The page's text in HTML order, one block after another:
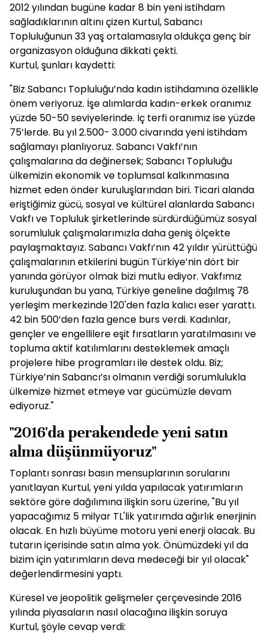
2012 yılından bugüne kadar 8 bin yeni istihdam
sağladıklarının altını çizen Kurtul, Sabancı
Topluluğunun 33 yaş ortalamasıyla oldukça genç bir
organizasyon olduğuna dikkati çekti.
Kurtul, şunları kaydetti:
"Biz Sabancı Topluluğu’nda kadın istihdamına özellikle
önem veriyoruz. İşe alımlarda kadın-erkek oranımız
yüzde 50-50 seviyelerinde. İç terfi oranımız ise yüzde
75’lerde. Bu yıl 2.500- 3.000 civarında yeni istihdam
sağlamayı planlıyoruz. Sabancı Vakfı’nın
çalışmalarına da değinersek; Sabancı Topluluğu
ülkemizin ekonomik ve toplumsal kalkınmasına
hizmet eden önder kuruluşlarından biri. Ticari alanda
eriştiğimiz gücü, sosyal ve kültürel alanlarda Sabancı
Vakfı ve Topluluk şirketlerinde sürdürdüğümüz sosyal
sorumluluk çalışmalarımızla daha geniş ölçekte
paylaşmaktayız. Sabancı Vakfı’nın 42 yıldır yürüttüğü
çalışmalarının etkilerini bugün Türkiye’nin dört bir
yanında görüyor olmak bizi mutlu ediyor. Vakfımız
kuruluşundan bu yana, Türkiye geneline dağılmış 78
yerleşim merkezinde 120'den fazla kalıcı eser yarattı.
42 bin 500’den fazla gence burs verdi. Kadınlar,
gençler ve engellilere eşit fırsatların yaratılmasını ve
topluma aktif katılımlarını desteklemek amaçlı
projelere hibe programları ile destek oldu. Biz;
Türkiye’nin Sabancı’sı olmanın verdiği sorumlulukla
ülkemize hizmet etmeye var gücümüzle devam
ediyoruz."
"2016'da perakendede yeni satın
alma düşünmüyoruz"
Toplantı sonrası basın mensuplarının sorularını
yanıtlayan Kurtul, yeni yılda yapılacak yatırımların
sektöre göre dağılımına ilişkin soru üzerine, "Bu yıl
yapacağımız 5 milyar TL'lik yatırımda ağırlık enerjinin
olacak. En hızlı büyüme motoru yeni enerji olacak. Bu
tutarın içerisinde satın alma yok. Önümüzdeki yıl da
bizim için yatırımların deva medeceği bir yıl olacak"
değerlendirmesini yaptı.
Küresel ve jeopolitik gelişmeler çerçevesinde 2016
yılında piyasaların nasıl olacağına ilişkin soruya
Kurtul, şöyle cevap verdi: